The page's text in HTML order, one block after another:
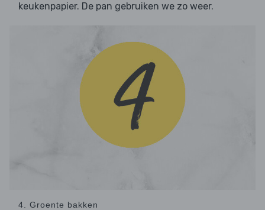
keukenpapier. De pan gebruiken we zo weer.
4. Groente bakken